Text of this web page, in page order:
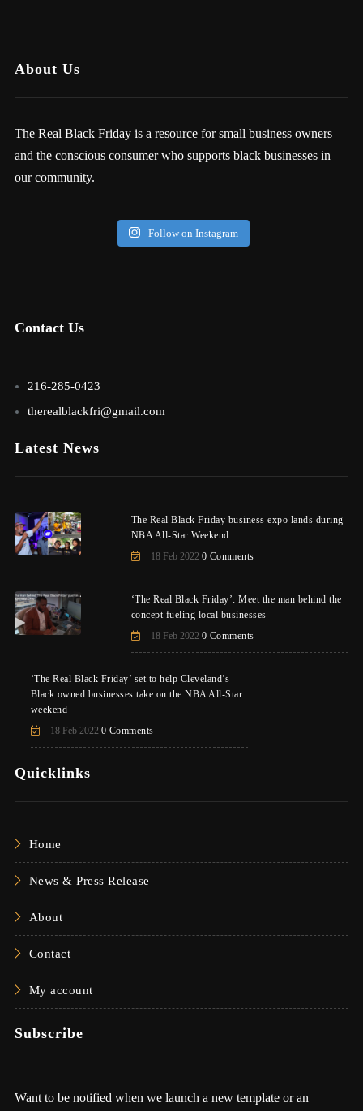
About Us
The Real Black Friday is a resource for small business owners
and the conscious consumer who supports black businesses in
our community.
Follow on Instagram
Contact Us
216-285-0423
therealblackfri@gmail.com
Latest News
The Real Black Friday business expo lands during
NBA All-Star Weekend
18 Feb 2022 0 Comments
‘The Real Black Friday’: Meet the man behind the
concept fueling local businesses
18 Feb 2022 0 Comments
‘The Real Black Friday’ set to help Cleveland’s
Black owned businesses take on the NBA All-Star
weekend
18 Feb 2022 0 Comments
Quicklinks
Home
News & Press Release
About
Contact
My account
Subscribe
Want to be notified when we launch a new template or an